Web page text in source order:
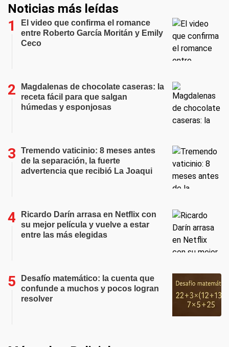
Noticias más leídas
El video que confirma el romance
entre Roberto García Moritán y Emily
Ceco
Magdalenas de chocolate caseras: la
receta fácil para que salgan
húmedas y esponjosas
Tremendo vaticinio: 8 meses antes
de la separación, la fuerte
advertencia que recibió La Joaqui
Ricardo Darín arrasa en Netflix con
su mejor película y vuelve a estar
entre las más elegidas
Desafío matemático: la cuenta que
confunde a muchos y pocos logran
resolver